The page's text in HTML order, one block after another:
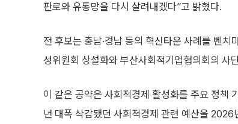
판로와 유통망을 다시 살려내겠다”고 밝혔다.
전 후보는 충남·경남 등의 혁신타운 사례를 벤치
성위원회 상설화와 부산사회적기업협의회의 사
이 같은 공약은 사회적경제 활성화를 주요 정책
년 대폭 삭감됐던 사회적경제 관련 예산을